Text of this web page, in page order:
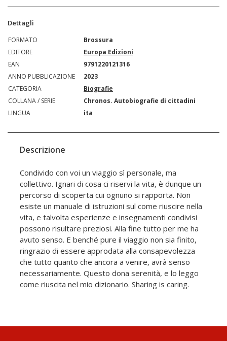
Dettagli
FORMATO
Brossura
EDITORE
Europa Edizioni
EAN
9791220121316
ANNO PUBBLICAZIONE
2023
CATEGORIA
Biografie
COLLANA / SERIE
Chronos. Autobiografie di cittadini
LINGUA
ita
Descrizione
Condivido con voi un viaggio sì personale, ma
collettivo. Ignari di cosa ci riservi la vita, è dunque un
percorso di scoperta cui ognuno si rapporta. Non
esiste un manuale di istruzioni sul come riuscire nella
vita, e talvolta esperienze e insegnamenti condivisi
possono risultare preziosi. Alla fine tutto per me ha
avuto senso. E benché pure il viaggio non sia finito,
ringrazio di essere approdata alla consapevolezza
che tutto quanto che ancora a venire, avrà senso
necessariamente. Questo dona serenità, e lo leggo
come riuscita nel mio dizionario. Sharing is caring.